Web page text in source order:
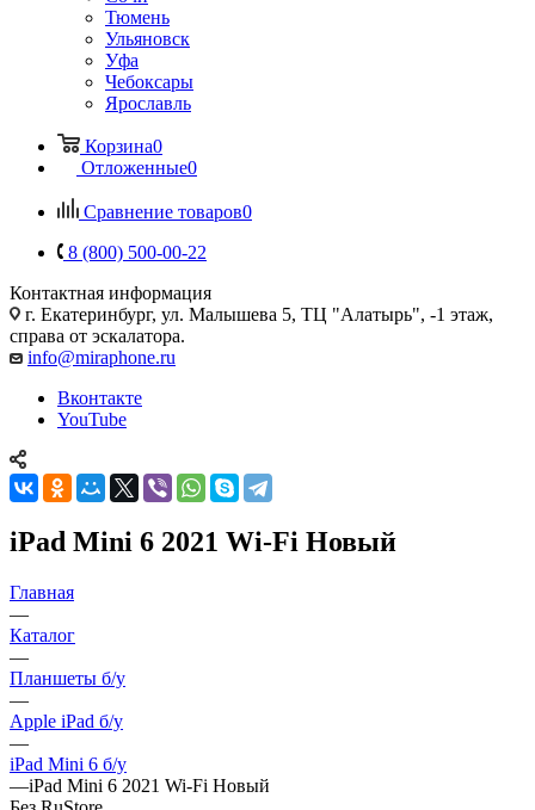
Тюмень
Ульяновск
Уфа
Чебоксары
Ярославль
Корзина0
Отложенные0
Сравнение товаров0
8 (800) 500-00-22
Контактная информация
г. Екатеринбург, ул. Малышева 5, ТЦ "Алатырь", -1 этаж,
справа от эскалатора.
info@miraphone.ru
Вконтакте
YouTube
iPad Mini 6 2021 Wi-Fi Новый
Главная
—
Каталог
—
Планшеты б/у
—
Apple iPad б/у
—
iPad Mini 6 б/у
—iPad Mini 6 2021 Wi-Fi Новый